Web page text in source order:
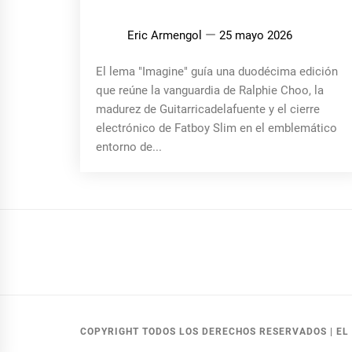
Eric Armengol 25 mayo 2026
El lema "Imagine" guía una duodécima edición
que reúne la vanguardia de Ralphie Choo, la
madurez de Guitarricadelafuente y el cierre
electrónico de Fatboy Slim en el emblemático
entorno de...
COPYRIGHT TODOS LOS DERECHOS RESERVADOS | EL